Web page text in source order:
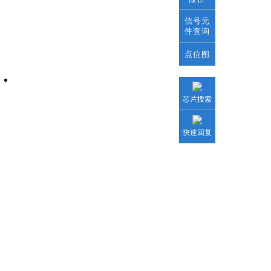
信号元
件查询
点位图
芯片搜索
快速回复